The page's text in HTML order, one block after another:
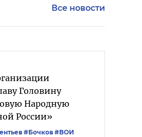
Все новости
Головину
Народную
России»
#Бочков #ВОИ